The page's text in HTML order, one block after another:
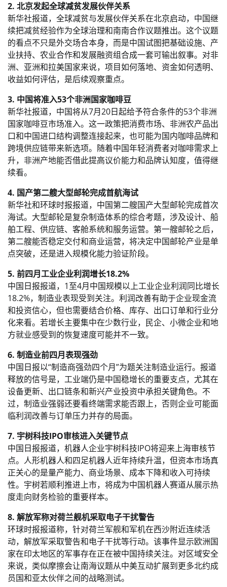
2. 北京发起全球减贫发展伙伴关系
新华社报道，全球减贫与发展伙伴关系在北京启动，中国继
续把减贫经验作为全球治理和南南合作议题推出。这个议题
的看点不只是外交场合本身，而是中国试图把基础设施、产
业扶持、农业合作和发展融资组合成一套可输出叙事。对非
洲、亚洲和拉美国家来说，项目如何落地、资金如何透明、
收益如何评估，是后续观察重点。
3. 中国将准入53个非洲国家咖啡豆
新华社报道，中国将从7月20日起给予符合条件的53个非洲
国家咖啡豆市场准入。这一政策把消费市场、非洲农产品出
口和中国进口结构调整连接起来，也可能为国内咖啡品牌和
跨境供应链带来新选项。随着中国年轻消费者对咖啡需求上
升，非洲产地能否借此提高议价能力和品牌认知度，值得继
续看。
4. 国产第二艘大型邮轮完成首航海试
新华社和环球时报报道，中国第二艘国产大型邮轮完成首次
海试。大型邮轮是复杂制造体系的综合考题，涉及设计、船
舶工程、供应链、客舱系统和服务运营。第一艘邮轮之后，
第二艘能否稳定交付和商业运营，将决定中国邮轮产业是单
点突破，还是进入规模化能力验证阶段。
5. 前四月工业企业利润增长18.2%
中国日报报道，1至4月中国规模以上工业企业利润同比增长
18.2%，制造业表现受到关注。利润改善有助于企业现金流
和投资信心，但也需要结合价格、库存、出口订单和行业分
化来看。若增长主要集中在少数行业，民企、小微企业和地
方就业感受到的恢复速度可能并不一致。
6. 制造业前四月表现强劲
中国日报以“制造商强劲四个月”为题关注制造业运行。报道
释放的信号是，工业端仍是中国稳增长的重要支点，尤其在
设备更新、出口链条和新兴产业投资中承担关键角色。不
过，制造业强弱还要看终端需求能否跟上，否则企业可能面
临利润改善与订单压力并存的局面。
7. 宇树科技IPO审核进入关键节点
中国日报报道，机器人企业宇树科技IPO将迎来上海审核节
点。人形机器人和四足机器人近年持续升温，但资本市场真
正关心的是量产能力、商业场景、成本下降和收入可持续
性。宇树若顺利推进上市，将成为中国机器人赛道从展示热
度走向财务检验的重要样本。
8. 解放军称对荷兰舰机采取电子干扰警告
环球时报报道称，针对荷兰军舰和军机在西沙附近连续活
动，解放军采取警告和电子干扰等行动。该事件显示欧洲国
家在印太地区的军事存在正在被中国持续关注。对区域安全
来说，类似摩擦会让南海议题从中美互动扩展到更多北约成
员国和亚太伙伴之间的战略测试。